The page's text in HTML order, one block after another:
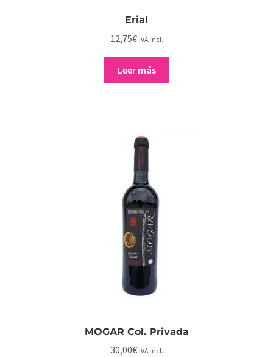
Erial
12,75€ IVA Incl.
Leer más
MOGAR Col. Privada
30,00€ IVA Incl.